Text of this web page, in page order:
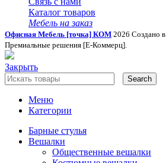
Каталог товаров
Мебель на заказ
Офисная Мебель [точка] КОМ 2026 Создано в
Премиальные решения [Е-Коммерц].
Закрыть
Search
Меню
Категории
Барные стулья
Вешалки
Общественные вешалки